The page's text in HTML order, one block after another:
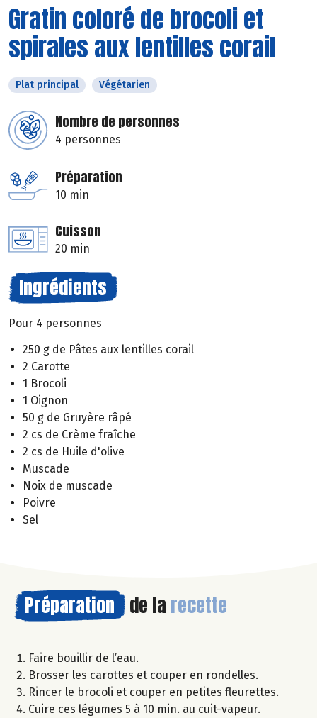
Gratin coloré de brocoli et
spirales aux lentilles corail
Plat principal Végétarien
Nombre de personnes
4 personnes
Préparation
10 min
Cuisson
20 min
Ingrédients
Pour 4 personnes
250 g de Pâtes aux lentilles corail
2 Carotte
1 Brocoli
1 Oignon
50 g de Gruyère râpé
2 cs de Crème fraîche
2 cs de Huile d'olive
Muscade
Noix de muscade
Poivre
Sel
Préparation de la recette
Faire bouillir de l’eau.
Brosser les carottes et couper en rondelles.
Rincer le brocoli et couper en petites fleurettes.
Cuire ces légumes 5 à 10 min. au cuit-vapeur.